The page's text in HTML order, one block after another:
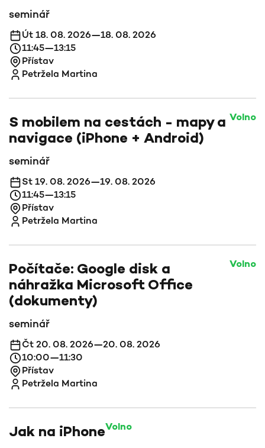
seminář
Út 18. 08. 2026—18. 08. 2026
11:45—13:15
Přístav
Petržela Martina
S mobilem na cestách - mapy a
navigace (iPhone + Android)
Volno
seminář
St 19. 08. 2026—19. 08. 2026
11:45—13:15
Přístav
Petržela Martina
Počítače: Google disk a
náhražka Microsoft Office
(dokumenty)
Volno
seminář
Čt 20. 08. 2026—20. 08. 2026
10:00—11:30
Přístav
Petržela Martina
Jak na iPhoneVolno